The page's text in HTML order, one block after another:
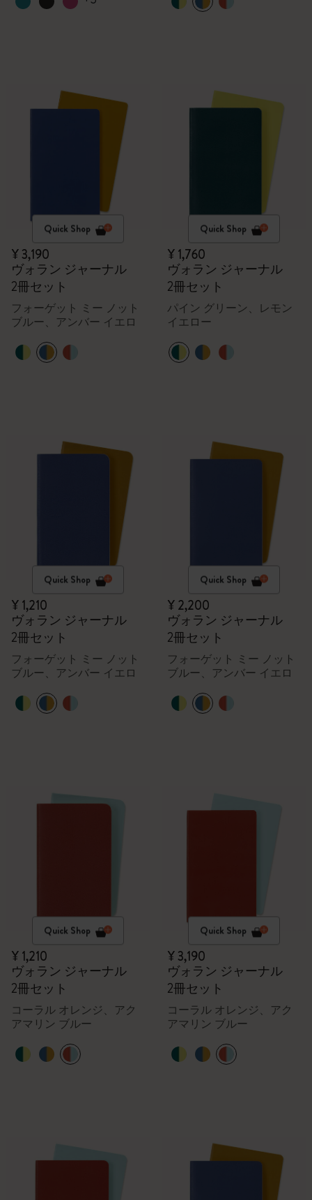
Quick Shop
¥ 3,190
ヴォラン ジャーナル
2冊セット
フォーゲット ミー ノット
ブルー、アンバー イエロ
Quick Shop
¥ 1,760
ヴォラン ジャーナル
2冊セット
パイン グリーン、レモン
イエロー
Quick Shop
¥ 1,210
ヴォラン ジャーナル
2冊セット
フォーゲット ミー ノット
ブルー、アンバー イエロ
Quick Shop
¥ 2,200
ヴォラン ジャーナル
2冊セット
フォーゲット ミー ノット
ブルー、アンバー イエロ
Quick Shop
¥ 1,210
ヴォラン ジャーナル
2冊セット
コーラル オレンジ、アク
アマリン ブルー
Quick Shop
¥ 3,190
ヴォラン ジャーナル
2冊セット
コーラル オレンジ、アク
アマリン ブルー